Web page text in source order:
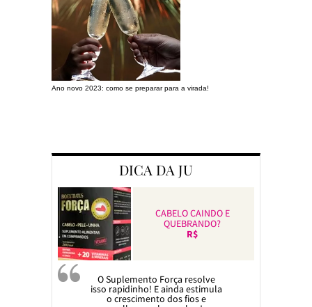
Ano novo 2023: como se preparar para a virada!
DICA DA JU
CABELO CAINDO E
QUEBRANDO?
R$
O Suplemento Força resolve
isso rapidinho! E ainda estimula
o crescimento dos fios e